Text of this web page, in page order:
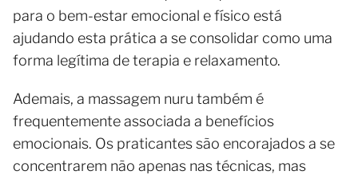
para o bem-estar emocional e físico está
ajudando esta prática a se consolidar como uma
forma legítima de terapia e relaxamento.
Ademais, a massagem nuru também é
frequentemente associada a benefícios
emocionais. Os praticantes são encorajados a se
concentrarem não apenas nas técnicas, mas